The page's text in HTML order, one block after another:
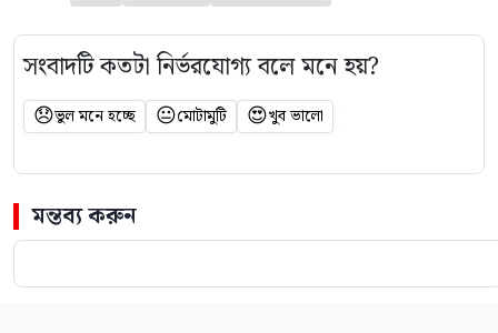
সংবাদটি কতটা নির্ভরযোগ্য বলে মনে হয়?
😞ভুল মনে হচ্ছে 😐মোটামুটি 😍খুব ভালো
মন্তব্য করুন